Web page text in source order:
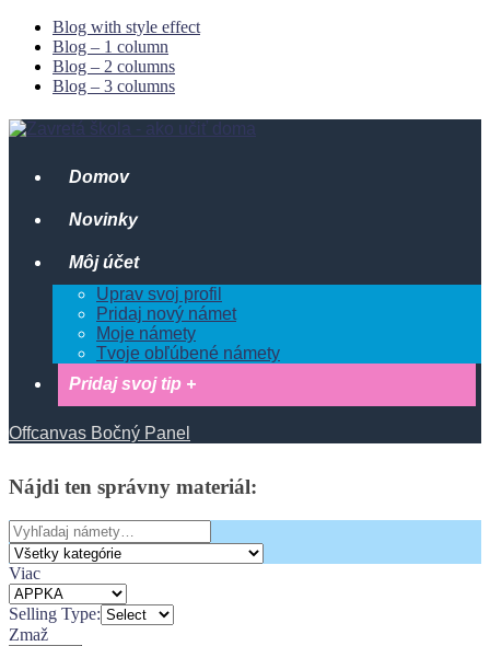
Blog with style effect
Blog – 1 column
Blog – 2 columns
Blog – 3 columns
Domov
Novinky
Môj účet
Uprav svoj profil
Pridaj nový námet
Moje námety
Tvoje obľúbené námety
Pridaj svoj tip +
Offcanvas Bočný Panel
Nájdi ten správny materiál:
Search
for:
Viac
Selling Type:
Zmaž